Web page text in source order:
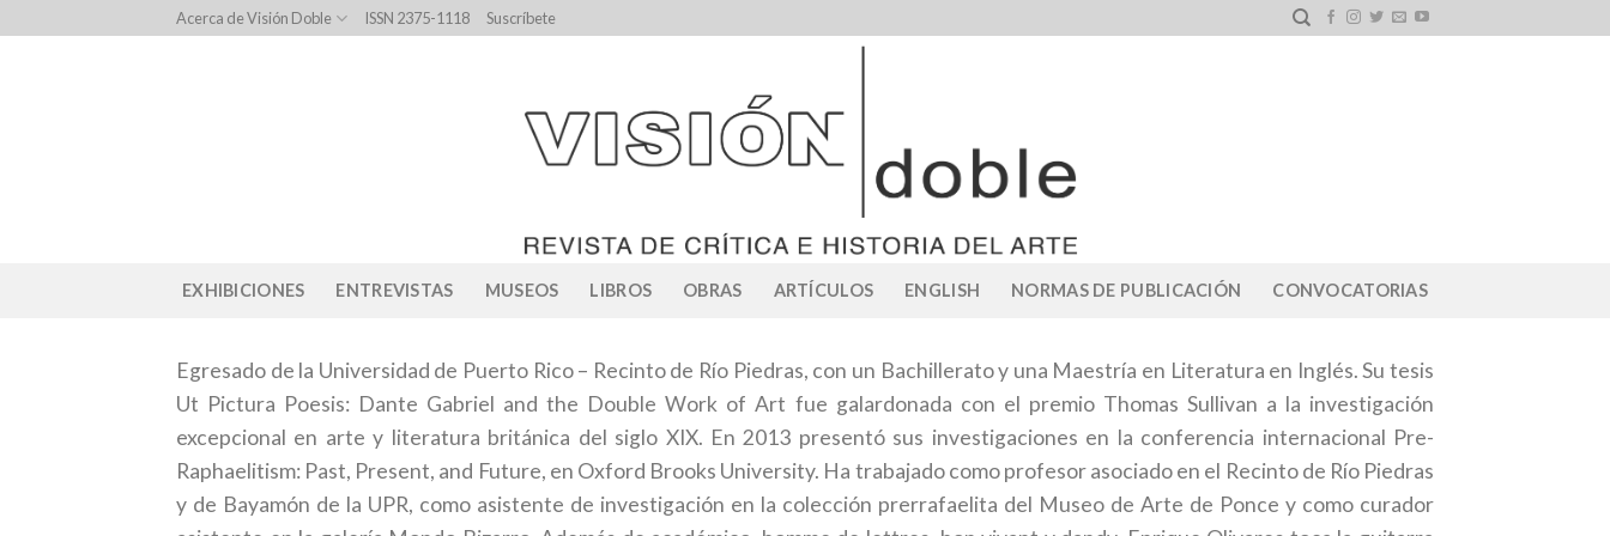
to
Acerca de Visión Doble ISSN 2375-1118 Suscríbete
EXHIBICIONES ENTREVISTAS MUSEOS LIBROS OBRAS ARTÍCULOS ENGLISH NORMAS DE PUBLICACIÓN CONVOCATORIAS
Egresado de la Universidad de Puerto Rico – Recinto de Río Piedras, con un Bachillerato y una Maestría en Literatura en Inglés. Su tesis
Ut Pictura Poesis: Dante Gabriel and the Double Work of Art fue galardonada con el premio Thomas Sullivan a la investigación
excepcional en arte y literatura británica del siglo XIX. En 2013 presentó sus investigaciones en la conferencia internacional Pre-
Raphaelitism: Past, Present, and Future, en Oxford Brooks University. Ha trabajado como profesor asociado en el Recinto de Río Piedras
y de Bayamón de la UPR, como asistente de investigación en la colección prerrafaelita del Museo de Arte de Ponce y como curador